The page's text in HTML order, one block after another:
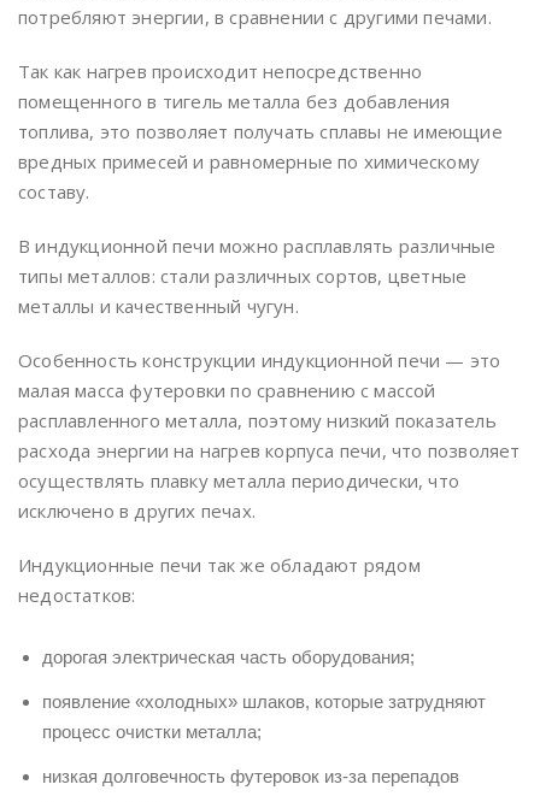
потребляют энергии, в сравнении с другими печами.
Так как нагрев происходит непосредственно
помещенного в тигель металла без добавления
топлива, это позволяет получать сплавы не имеющие
вредных примесей и равномерные по химическому
составу.
В индукционной печи можно расплавлять различные
типы металлов: стали различных сортов, цветные
металлы и качественный чугун.
Особенность конструкции индукционной печи — это
малая масса футеровки по сравнению с массой
расплавленного металла, поэтому низкий показатель
расхода энергии на нагрев корпуса печи, что позволяет
осуществлять плавку металла периодически, что
исключено в других печах.
Индукционные печи так же обладают рядом
недостатков:
дорогая электрическая часть оборудования;
появление «холодных» шлаков, которые затрудняют
процесс очистки металла;
низкая долговечность футеровок из-за перепадов